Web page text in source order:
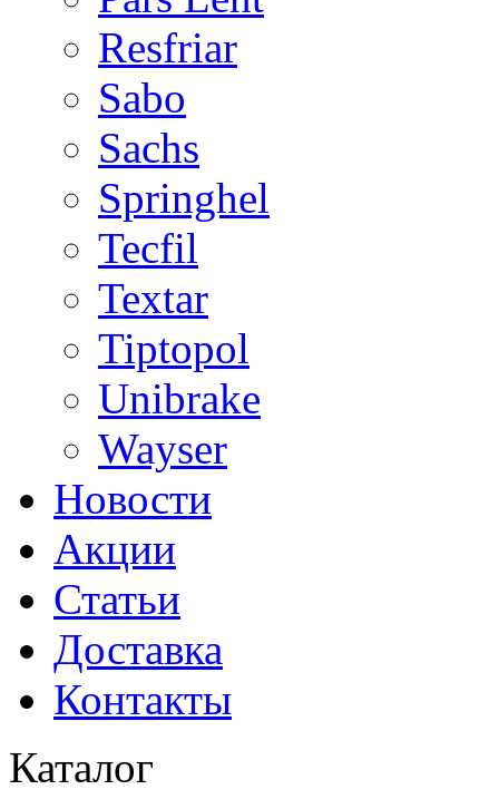
Resfriar
Sabo
Sachs
Springhel
Tecfil
Textar
Tiptopol
Unibrake
Wayser
Новости
Акции
Статьи
Доставка
Контакты
Каталог